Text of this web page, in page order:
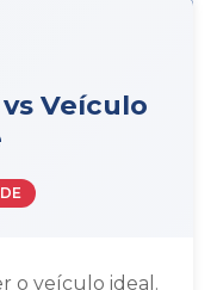
Veículo
o veículo ideal.